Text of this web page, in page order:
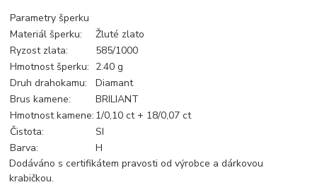
Parametry šperku
Materiál šperku:
Žluté zlato
Ryzost zlata:
585/1000
Hmotnost šperku: 2.40 g
Druh drahokamu:
Diamant
Brus kamene:
BRILIANT
Hmotnost kamene: 1/0,10 ct + 18/0,07 ct
Čistota:
SI
Barva:
H
Dodáváno s certifikátem pravosti od výrobce a dárkovou
krabičkou.